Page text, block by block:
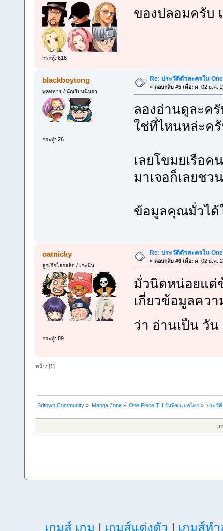
กระทู้: 616
ของปลอมครับ
blackboytong
พลทหาร / นักเรียนนินจา
กระทู้: 26
Re: ประวัติตัวละครใน
« ตอบกลับ #5 เมื่อ: ศ. 02 ธ.ค.
ลองอ่านดูละค
ใช่ที่ไหนหล่ะค
เลยโขมยเรือค
มาเจอก็เลยชว
ข้อมูลคุณมั่วได้
oatnicky
ลูกเรือโจรสลัด / เกะนิน
กระทู้: 89
Re: ประวัติตัวละครใน
« ตอบกลับ #6 เมื่อ: ศ. 02 ธ.ค.
มั่วนิดหน่อยแต่
เกี่ยวข้อมูลควา
ว่า อ่านเป็น วัน
หน้า: [1]
Sritown Community » Manga Zone» One Piece TH วันพีช แปลไทย» ประวัติ
ก
เกมส์ เกม | เกมส์แต่งตัว | เกมส์ท